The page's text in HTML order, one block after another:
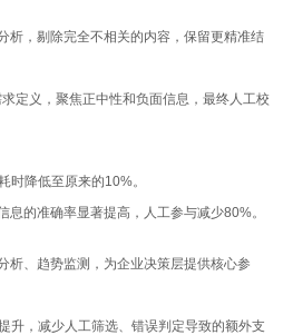
析，剔除完全不相关的内容，保留更精准结
定义，聚焦正中性和负面信息，最终人工校
时降低至原来的10%。
息的准确率显著提高，人工参与减少80%。
析、趋势监测，为企业决策层提供核心参
升，减少人工筛选、错误判定导致的额外支